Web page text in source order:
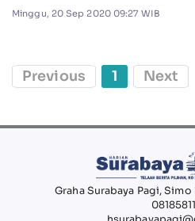
Minggu, 20 Sep 2020 09:27 WIB
Previous 1 Next
Graha Surabaya Pagi,